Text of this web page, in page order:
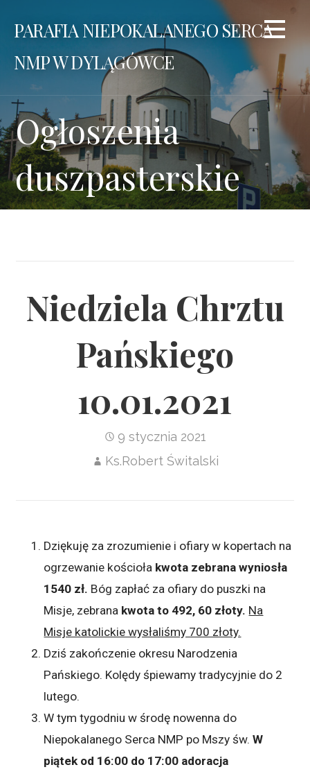
PARAFIA NIEPOKALANEGO SERCA
NMP W DYLĄGÓWCE
Ogłoszenia
duszpasterskie
Niedziela Chrztu
Pańskiego
10.01.2021
9 stycznia 2021
Ks.Robert Świtalski
Dziękuję za zrozumienie i ofiary w kopertach na
ogrzewanie kościoła kwota zebrana wyniosła
1540 zł. Bóg zapłać za ofiary do puszki na
Misje, zebrana kwota to 492, 60 złoty. Na
Misje katolickie wysłaliśmy 700 złoty.
Dziś zakończenie okresu Narodzenia
Pańskiego. Kolędy śpiewamy tradycyjnie do 2
lutego.
W tym tygodniu w środę nowenna do
Niepokalanego Serca NMP po Mszy św.W
piątek od 16:00 do 17:00 adoracja